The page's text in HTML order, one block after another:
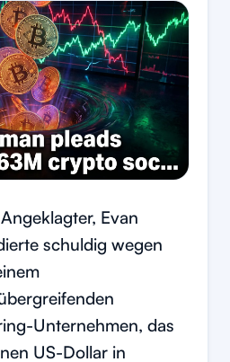
Evan
schuldig wegen
Unternehmen, das
US-Dollar in